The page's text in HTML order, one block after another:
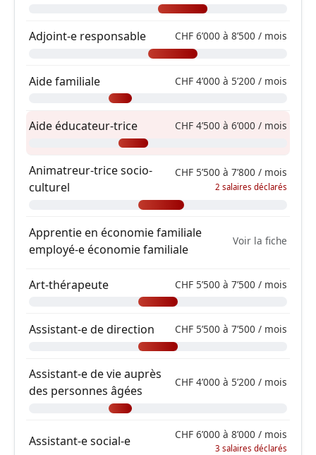
Adjoint-e responsable CHF 6’000 à 8’500 / mois
Aide familiale CHF 4’000 à 5’200 / mois
Aide éducateur-trice CHF 4’500 à 6’000 / mois
Animatreur-trice socio-
culturel
CHF 5’500 à 7’800 / mois
2 salaires déclarés
Apprentie en économie familiale
employé-e économie familiale
Voir la fiche
Art-thérapeute CHF 5’500 à 7’500 / mois
Assistant-e de direction CHF 5’500 à 7’500 / mois
Assistant-e de vie auprès
des personnes âgées
CHF 4’000 à 5’200 / mois
Assistant-e social-e CHF 6’000 à 8’000 / mois
3 salaires déclarés